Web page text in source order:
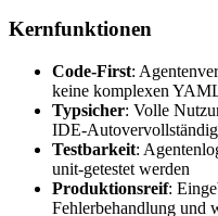
Kernfunktionen
Code-First:
keine komplexen
Typsicher: Volle
IDE-
Testbarkeit:
unit-getestet werden
Produktionsreif:
Fehlerbehandlung und